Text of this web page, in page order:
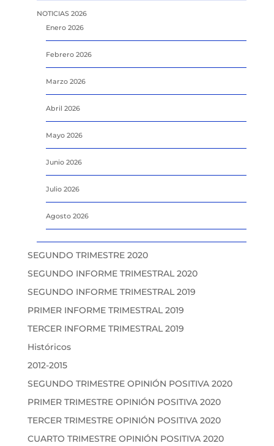
NOTICIAS 2026
Enero 2026
Febrero 2026
Marzo 2026
Abril 2026
Mayo 2026
Junio 2026
Julio 2026
Agosto 2026
SEGUNDO TRIMESTRE 2020
SEGUNDO INFORME TRIMESTRAL 2020
SEGUNDO INFORME TRIMESTRAL 2019
PRIMER INFORME TRIMESTRAL 2019
TERCER INFORME TRIMESTRAL 2019
Históricos
2012-2015
SEGUNDO TRIMESTRE OPINIÓN POSITIVA 2020
PRIMER TRIMESTRE OPINIÓN POSITIVA 2020
TERCER TRIMESTRE OPINIÓN POSITIVA 2020
CUARTO TRIMESTRE OPINIÓN POSITIVA 2020